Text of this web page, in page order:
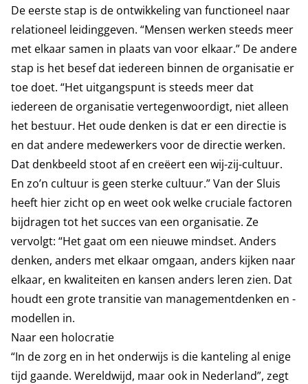
De eerste stap is de ontwikkeling van functioneel naar
relationeel leidinggeven. “Mensen werken steeds meer
met elkaar samen in plaats van voor elkaar.” De andere
stap is het besef dat iedereen binnen de organisatie er
toe doet. “Het uitgangspunt is steeds meer dat
iedereen de organisatie vertegenwoordigt, niet alleen
het bestuur. Het oude denken is dat er een directie is
en dat andere medewerkers voor de directie werken.
Dat denkbeeld stoot af en creëert een wij-zij-cultuur.
En zo’n cultuur is geen sterke cultuur.” Van der Sluis
heeft hier zicht op en weet ook welke cruciale factoren
bijdragen tot het succes van een organisatie. Ze
vervolgt: “Het gaat om een nieuwe mindset. Anders
denken, anders met elkaar omgaan, anders kijken naar
elkaar, en kwaliteiten en kansen anders leren zien. Dat
houdt een grote transitie van managementdenken en -
modellen in.
Naar een holocratie
“In de zorg en in het onderwijs is die kanteling al enige
tijd gaande. Wereldwijd, maar ook in Nederland”, zegt